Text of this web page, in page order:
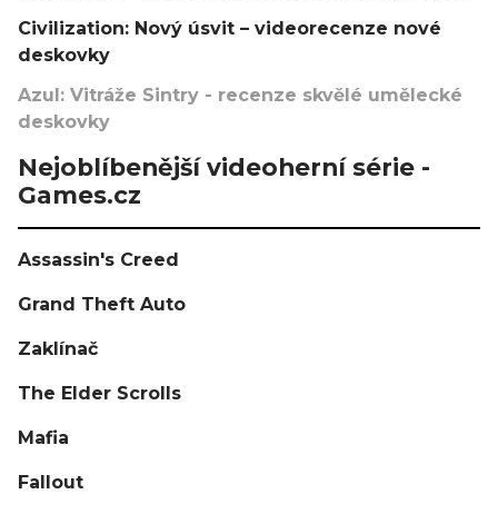
Civilization: Nový úsvit – videorecenze nové
deskovky
Azul: Vitráže Sintry - recenze skvělé umělecké
deskovky
Nejoblíbenější videoherní série -
Games.cz
Assassin's Creed
Grand Theft Auto
Zaklínač
The Elder Scrolls
Mafia
Fallout